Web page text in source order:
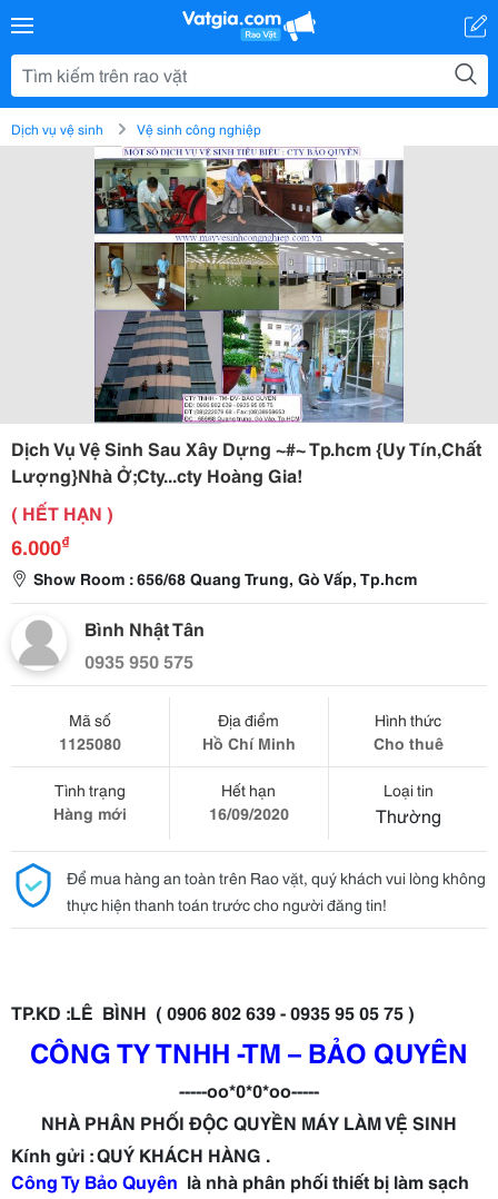
Dịch vụ vệ sinh Vệ sinh công nghiệp
Dịch Vụ Vệ Sinh Sau Xây Dựng ~#~ Tp.hcm {Uy Tín,Chất
Lượng}Nhà Ở;Cty...cty Hoàng Gia!
( HẾT HẠN )
6.000₫
Show Room : 656/68 Quang Trung, Gò Vấp, Tp.hcm
Bình Nhật Tân
0935 950 575
Mã số
1125080
Địa điểm
Hồ Chí Minh
Hình thức
Cho thuê
Tình trạng
Hàng mới
Hết hạn
16/09/2020
Loại tin
Thường
Để mua hàng an toàn trên Rao vặt, quý khách vui lòng không
thực hiện thanh toán trước cho người đăng tin!
TP.KD :LÊ BÌNH ( 0906 802 639 - 0935 95 05 75 )
CÔNG TY TNHH -TM – BẢO QUYÊN
-----oo*0*0*oo-----
NHÀ PHÂN PHỐI ĐỘC QUYỀN MÁY LÀM VỆ SINH
Kính gửi : QUÝ KHÁCH HÀNG .
Công Ty Bảo Quyên là nhà phân phối thiết bị làm sạch